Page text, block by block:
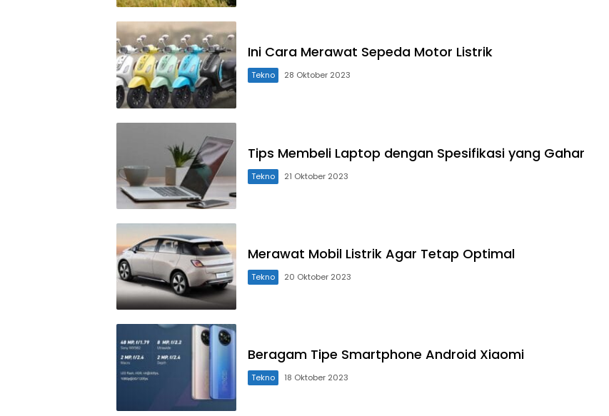
Ini Cara Merawat Sepeda Motor Listrik
Tekno 28 Oktober 2023
Tips Membeli Laptop dengan Spesifikasi yang Gahar
Tekno 21 Oktober 2023
Merawat Mobil Listrik Agar Tetap Optimal
Tekno 20 Oktober 2023
Beragam Tipe Smartphone Android Xiaomi
Tekno 18 Oktober 2023